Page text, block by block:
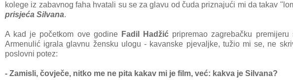
kolege iz zabavnog faha hvatali su se za glavu od čuda priznajući mi da takav
prisjeća Silvana.
A kad je početkom ove godineFadil Hadžić pripremao zagrebačku premijeru
Armenulić igrala glavnu žensku ulogu - kavanske pjevaljke, tužio mi se, ne
poslovni potez:
- Zamisli, čovječe, nitko me ne pita kakav mi je film, već: kakva je Silvana?